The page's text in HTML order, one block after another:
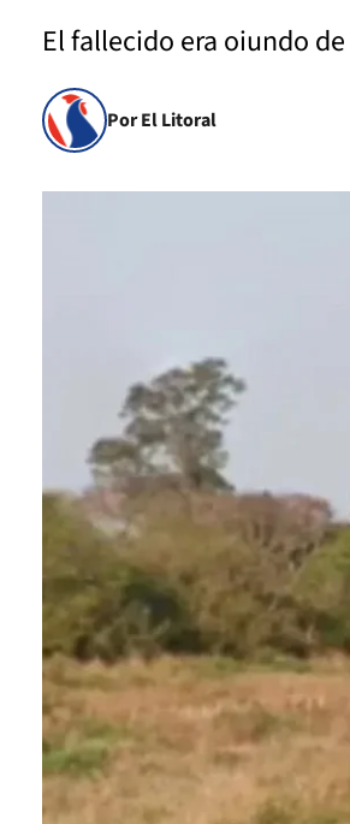
El fallecido era oiundo
Por El Litoral